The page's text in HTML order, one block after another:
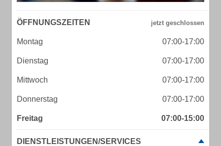
ÖFFNUNGSZEITEN
Montag 07:00-17:00
Dienstag 07:00-17:00
Mittwoch 07:00-17:00
Donnerstag 07:00-17:00
Freitag 07:00-15:00
DIENSTLEISTUNGEN/SERVICES